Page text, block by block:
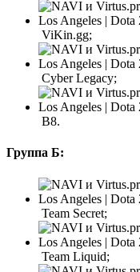
ViKin.gg;
Cyber Legacy;
B8.
Группа Б:
Team Secret;
Team Liquid;